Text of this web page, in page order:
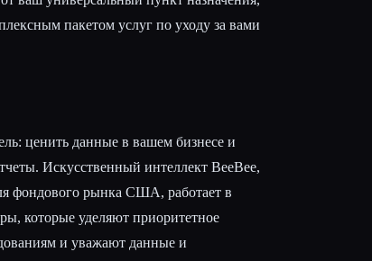
пакетом услуг по уходу за вами
ценить данные в вашем бизнесе и
Искусственный интеллект BeeBee,
фондового рынка США, работает в
которые уделяют приоритетное
и уважают данные и